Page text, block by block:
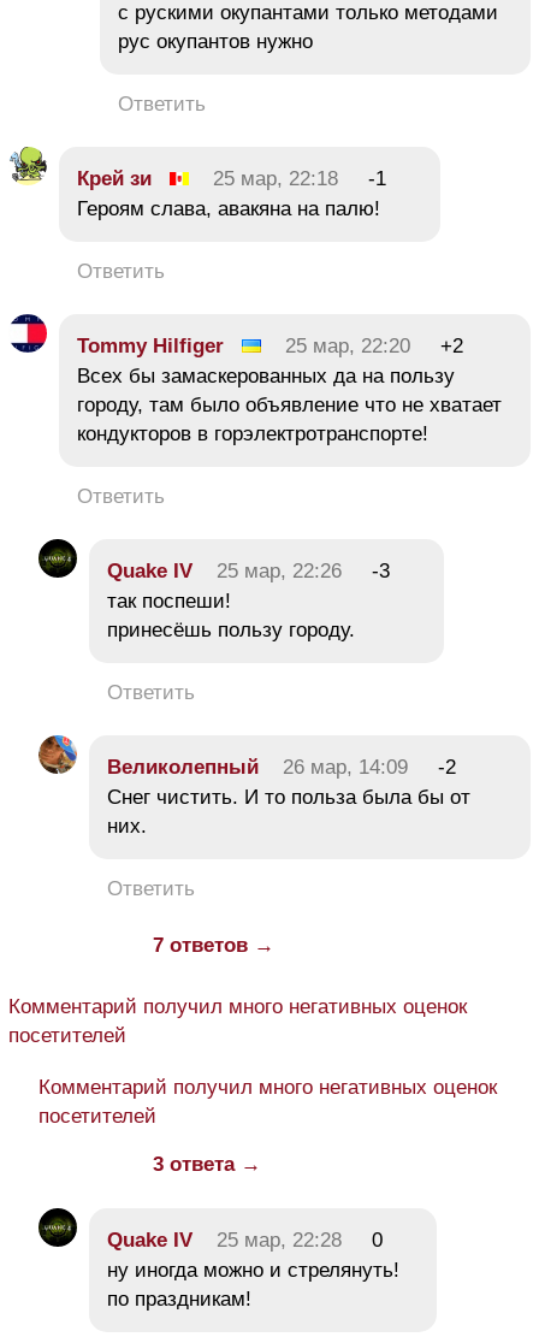
с рускими окупантами только методами
рус окупантов нужно
Ответить
Крей зи 25 мар, 22:18
-1
Героям слава, авакяна на палю!
Ответить
Tommy Hilfiger 25 мар, 22:20
+2
Всех бы замаскерованных да на пользу
городу, там было объявление что не хватает
кондукторов в горэлектротранспорте!
Ответить
Quake IV 25 мар, 22:26
-3
так поспеши!
принесёшь пользу городу.
Ответить
Великолепный 26 мар, 14:09
-2
Снег чистить. И то польза была бы от
них.
Ответить
7 ответов →
Комментарий получил много негативных оценок
посетителей
Комментарий получил много негативных оценок
посетителей
3 ответа →
Quake IV 25 мар, 22:28
0
ну иногда можно и стрелянуть!
по праздникам!